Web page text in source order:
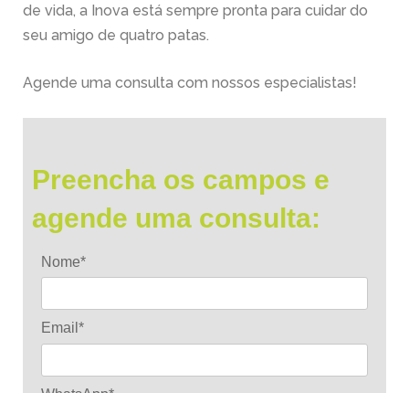
de vida, a Inova está sempre pronta para cuidar do
seu amigo de quatro patas.
Agende uma consulta com nossos especialistas!
Preencha os campos e
agende uma consulta:
Nome*
Email*